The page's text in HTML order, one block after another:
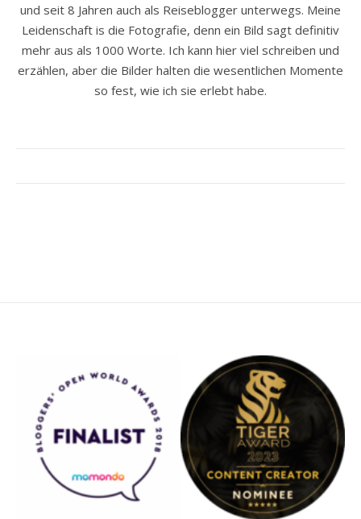
und seit 8 Jahren auch als Reiseblogger unterwegs. Meine
Leidenschaft is die Fotografie, denn ein Bild sagt definitiv
mehr aus als 1000 Worte. Ich kann hier viel schreiben und
erzählen, aber die Bilder halten die wesentlichen Momente
so fest, wie ich sie erlebt habe.